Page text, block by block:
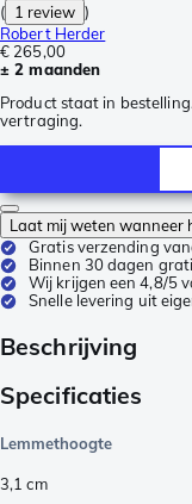
( 1 review )
Robert Herder
€ 265,00
± 2 maanden
Product staat in
vertraging.
Laat mij weten wanneer
Gratis verzending
Binnen 30 dagen
Wij krijgen een 4,8/5
Snelle levering uit
Beschrijving
Specificaties
Lemmethoogte
3,1 cm